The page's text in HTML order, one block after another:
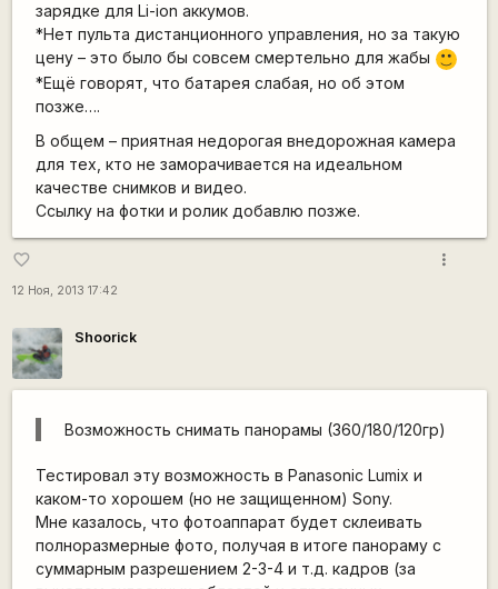
зарядке для Li-ion аккумов.
*Нет пульта дистанционного управления, но за такую
цену – это было бы совсем смертельно для жабы
:)
*Ещё говорят, что батарея слабая, но об этом
позже….
В общем – приятная недорогая внедорожная камера
для тех, кто не заморачивается на идеальном
качестве снимков и видео.
Ссылку на фотки и ролик добавлю позже.
favorite_border
12 Ноя, 2013 17:42
more_vert
Shoorick
Возможность снимать панорамы (360/180/120гр)
Тестировал эту возможность в Panasonic Lumix и
каком-то хорошем (но не защищенном) Sony.
Мне казалось, что фотоаппарат будет склеивать
полноразмерные фото, получая в итоге панораму с
суммарным разрешением 2-3-4 и т.д. кадров (за